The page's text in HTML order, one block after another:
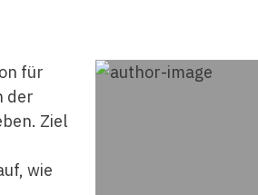
für
der
Ziel
wie